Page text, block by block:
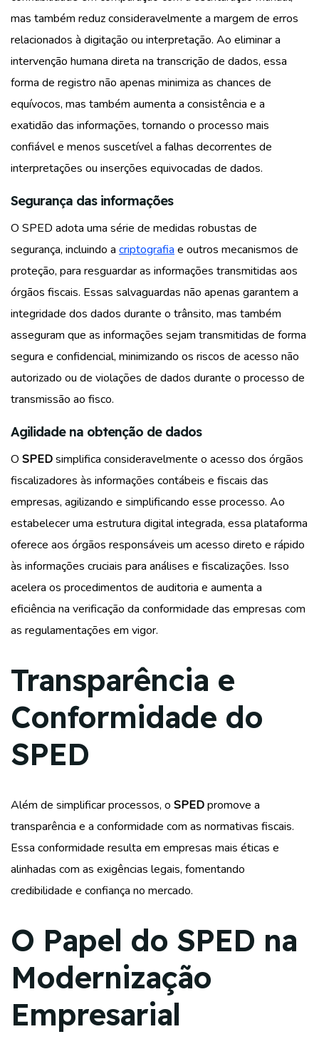
mas também reduz consideravelmente a margem de erros
relacionados à digitação ou interpretação. Ao eliminar a
intervenção humana direta na transcrição de dados, essa
forma de registro não apenas minimiza as chances de
equívocos, mas também aumenta a consistência e a
exatidão das informações, tornando o processo mais
confiável e menos suscetível a falhas decorrentes de
interpretações ou inserções equivocadas de dados.
Segurança das informações
O SPED adota uma série de medidas robustas de
segurança, incluindo a criptografia e outros mecanismos de
proteção, para resguardar as informações transmitidas aos
órgãos fiscais. Essas salvaguardas não apenas garantem a
integridade dos dados durante o trânsito, mas também
asseguram que as informações sejam transmitidas de forma
segura e confidencial, minimizando os riscos de acesso não
autorizado ou de violações de dados durante o processo de
transmissão ao fisco.
Agilidade na obtenção de dados
O SPEDsimplifica consideravelmente o acesso dos órgãos
fiscalizadores às informações contábeis e fiscais das
empresas, agilizando e simplificando esse processo. Ao
estabelecer uma estrutura digital integrada, essa plataforma
oferece aos órgãos responsáveis um acesso direto e rápido
às informações cruciais para análises e fiscalizações. Isso
acelera os procedimentos de auditoria e aumenta a
eficiência na verificação da conformidade das empresas com
as regulamentações em vigor.
Transparência e
Conformidade do
SPED
Além de simplificar processos, o SPEDpromove a
transparência e a conformidade com as normativas fiscais.
Essa conformidade resulta em empresas mais éticas e
alinhadas com as exigências legais, fomentando
credibilidade e confiança no mercado.
O Papel do SPED na
Modernização
Empresarial